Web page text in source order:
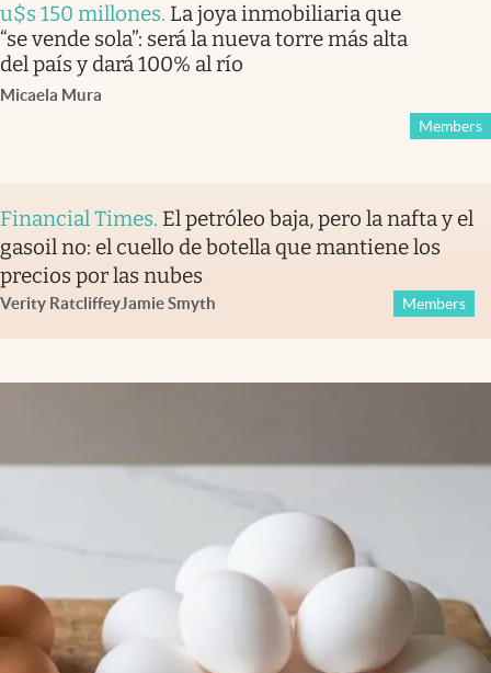
u$s 150 millones. La joya inmobiliaria que
“se vende sola”: será la nueva torre más alta
del país y dará 100% al río
Micaela Mura
Members
Financial Times. El petróleo baja, pero la nafta y el
gasoil no: el cuello de botella que mantiene los
precios por las nubes
Verity RatcliffeyJamie Smyth Members